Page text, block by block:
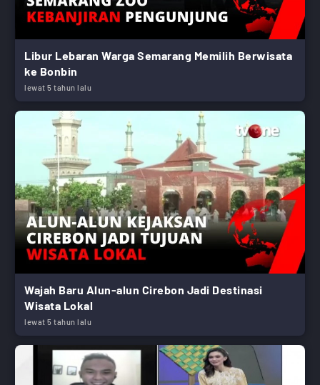
Libur Lebaran Warga Semarang Memilih Berwisata
ke Bonbin
lewat 5 tahun lalu
Wajah Baru Alun-alun Cirebon Jadi Destinasi
Wisata Lokal
lewat 5 tahun lalu